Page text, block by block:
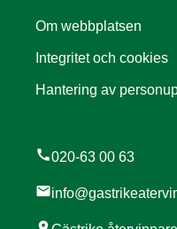
Om webbplatsen
Integritet och cookies
Hantering av
call020-63 00 63
mail